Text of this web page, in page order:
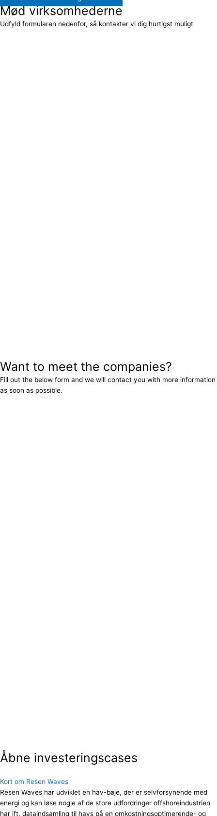
Mød virksomhederne
Udfyld formularen nedenfor, så kontakter vi dig hurtigst muligt
Want to meet the companies?
Fill out the below form and we will contact you with more information
as soon as possible.
Åbne investeringscases
Kort om Resen Waves
Resen Waves har udviklet en hav-bøje, der er selvforsynende med
energi og kan løse nogle af de store udfordringer offshoreindustrien
har ift. dataindsamling til havs på en omkostningsoptimerende- og